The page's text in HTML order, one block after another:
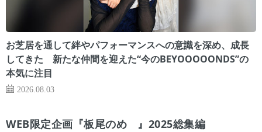
お芝居を通して絆やパフォーマンスへの意識を深め、成長
してきた 新たな仲間を迎えた“今のBEYOOOOONDS”の
本気に注目
2026.08.03
WEB限定企画『板尾のめ゙』2025総集編